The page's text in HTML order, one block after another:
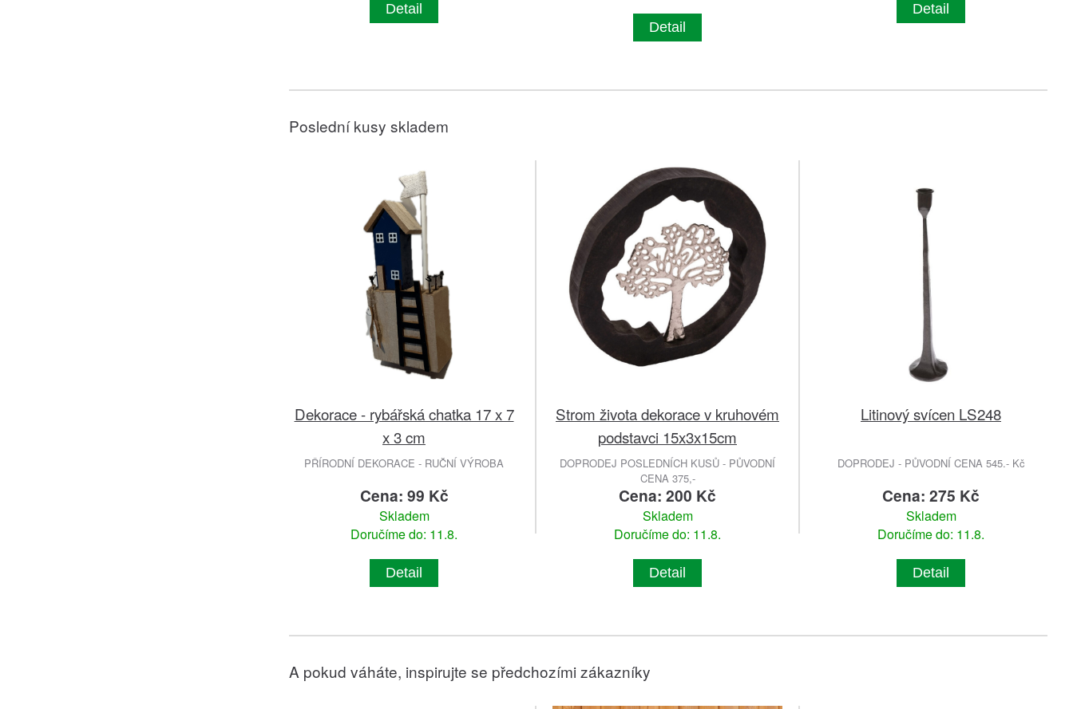
Detail
Detail
Detail
Poslední kusy skladem
Dekorace - rybářská chatka 17 x 7
x 3 cm
PŘÍRODNÍ DEKORACE - RUČNÍ VÝROBA
Cena: 99 Kč
Skladem
Doručíme do: 11.8.
Detail
Strom života dekorace v kruhovém
podstavci 15x3x15cm
DOPRODEJ POSLEDNÍCH KUSŮ - PŮVODNÍ
CENA 375,-
Cena: 200 Kč
Skladem
Doručíme do: 11.8.
Detail
Litinový svícen LS248
DOPRODEJ - PŮVODNÍ CENA 545.- Kč
Cena: 275 Kč
Skladem
Doručíme do: 11.8.
Detail
A pokud váháte, inspirujte se předchozími zákazníky